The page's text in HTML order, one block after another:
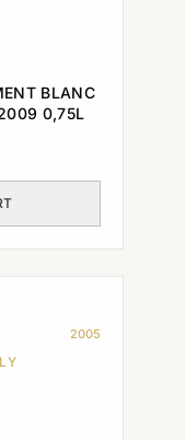
BLANC
0,75L
2005